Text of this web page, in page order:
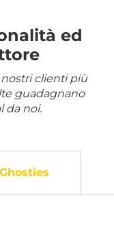
ed
clienti più
guadagnano
da noi.